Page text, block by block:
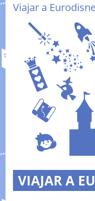
Viajar a
VIAJAR A